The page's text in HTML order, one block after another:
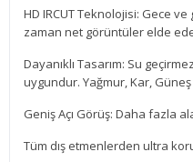
HD IRCUT Teknolojisi: Gece
zaman net görüntüler elde
Dayanıklı Tasarım: Su
uygundur. Yağmur, Kar,
Geniş Açı Görüş: Daha fazla
Tüm dış etmenlerden ultra